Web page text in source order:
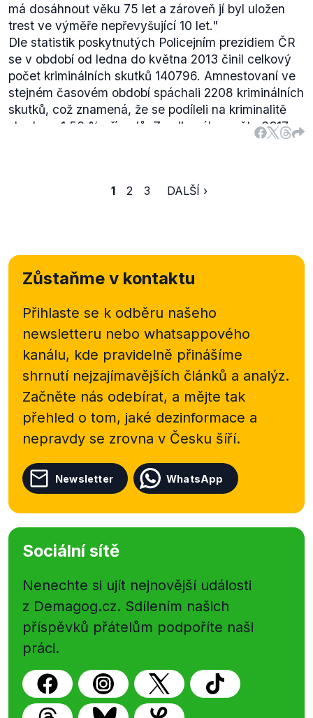
má dosáhnout věku 75 let a zároveň jí byl uložen
trest ve výměře nepřevyšující 10 let."
Dle statistik poskytnutých Policejním prezidiem ČR
se v období od ledna do května 2013 činil celkový
počet kriminálních skutků 140796. Amnestovaní ve
stejném časovém období spáchali 2208 kriminálních
skutků, což znamená, že se podíleli na kriminalitě
zhruba v 1,56 % případů. Z celkového počtu 6317
amnestovaných osob bylo k 31. 5. 2013 stíháno
se s kriminalitou nic nestalo“
za leden - květen 2013
rozdělení podle krajů
Počet skutků
Hl. město Praha
Jihočeský kraj
75
Jihomoravský kraj
Karlovarský kraj
118
kraj Vysočina
28
Královéhradecký kraj
76
Liberecký kraj
Moravskoslezský kraj
348
119
Pardubický kraj
113
Středočeský kraj
142
1 2 3 DALŠÍ ›
Zůstaňme v kontaktu
Přihlaste se k odběru našeho
newsletteru nebo whatsappového
kanálu, kde pravidelně přinášíme
shrnutí nejzajímavějších článků a analýz.
Začněte nás odebírat, a mějte tak
přehled o tom, jaké dezinformace a
nepravdy se zrovna v Česku šíří.
Newsletter WhatsApp
Sociální sítě
Nenechte si ujít nejnovější události
z Demagog.cz. Sdílením našich
příspěvků přátelům podpoříte naši
práci.